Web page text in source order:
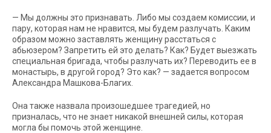
— Мы должны это признавать. Либо мы создаем комиссии, и
пару, которая нам не нравится, мы будем разлучать. Каким
образом можно заставлять женщину расстаться с
абьюзером? Запретить ей это делать? Как? Будет выезжать
специальная бригада, чтобы разлучать их? Переводить ее в
монастырь, в другой город? Это как? — задается вопросом
Александра Машкова-Благих.
Она также назвала произошедшее трагедией, но
призналась, что не знает никакой внешней силы, которая
могла бы помочь этой женщине.